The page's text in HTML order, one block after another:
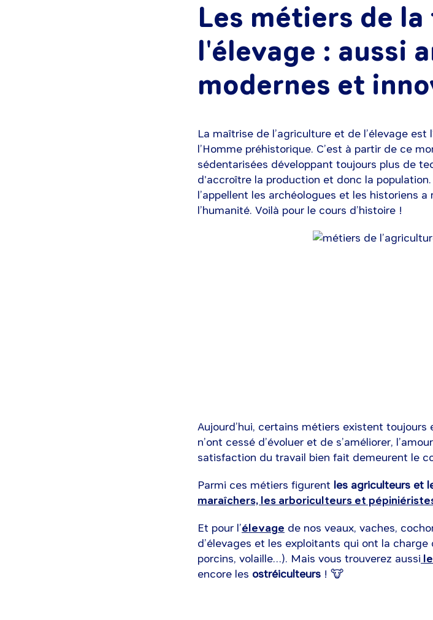
Les métiers de
l'élevage : aussi
modernes et
La maîtrise de l’agriculture et de l’élevage est
l’Homme préhistorique. C’est à partir de ce
sédentarisées développant toujours plus de
d'accroître la production et donc la
l’appellent les archéologues et les historiens
l’humanité. Voilà pour le cours d’histoire !
Aujourd’hui, certains métiers existent
n’ont cessé d’évoluer et de s’améliorer,
satisfaction du travail bien fait demeurent le
Parmi ces métiers figurent les agriculteurs et
maraîchers, les arboriculteurs et
Et pour l’élevage de nos veaux, vaches,
d’élevages et les exploitants qui ont la
porcins, volaille…). Mais vous trouverez aussi
encore les ostréiculteurs ! 🐮